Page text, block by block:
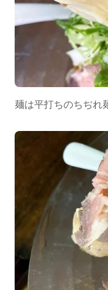
麺は平打ちのちぢれ